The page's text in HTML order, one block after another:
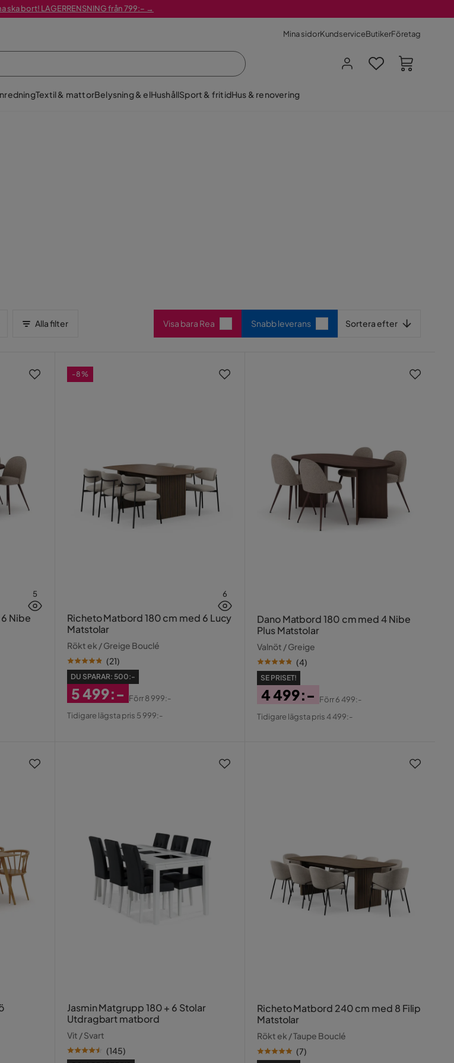
ska bort! LAGERRENSNING från 799:– →
Mina sidorKundserviceButikerFöretag
Textil & mattorBelysning & elHushållSport & fritidHus & renovering
Alla filter Visa bara Rea Snabb leverans Sortera efter
5 6
Richeto Matbord 180 cm med 6 Lucy
Matstolar
Rökt ek / Greige Bouclé
(21)
DU SPARAR: 500:-
Rabatterat
5 499:-
Original
Förr8 999:-
Tidigare lägsta pris 5 999:-
-8%
Dano Matbord 180 cm med 4 Nibe
Plus Matstolar
Valnöt / Greige
(4)
SE PRISET!
Pris
4 499:-
Original
Förr6 499:-
Tidigare lägsta pris 4 499:-
Jasmin Matgrupp 180 + 6 Stolar
Utdragbart matbord
Vit / Svart
(145)
Richeto Matbord 240 cm med 8 Filip
Matstolar
Rökt ek / Taupe Bouclé
(7)